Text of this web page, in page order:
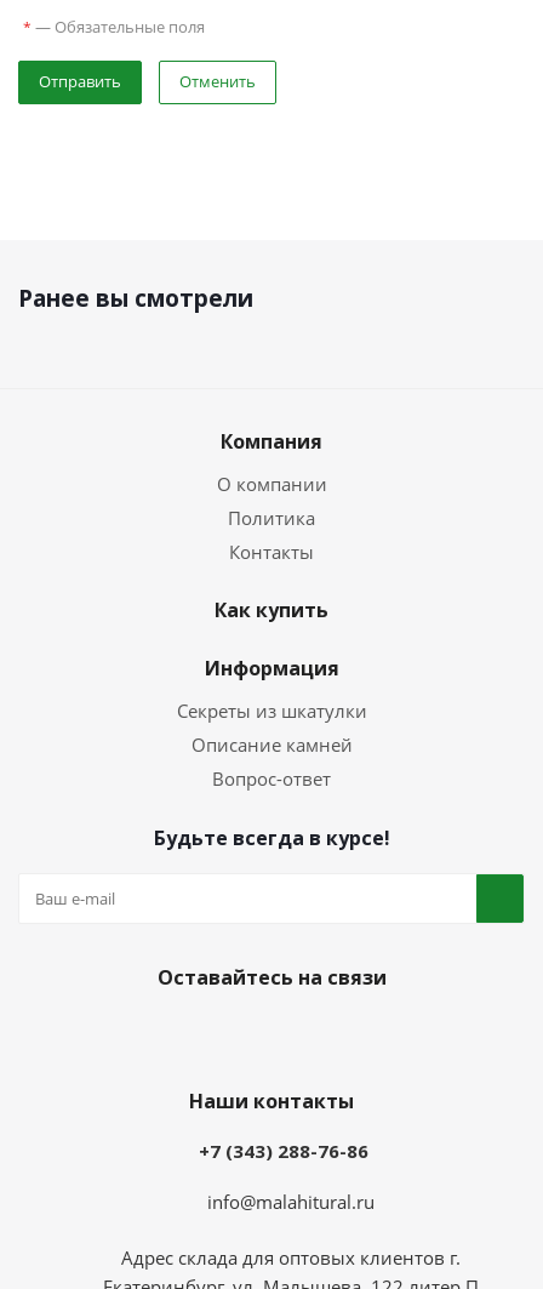
* — Обязательные поля
Отправить Отменить
Ранее вы смотрели
Компания
О компании
Политика
Контакты
Как купить
Информация
Секреты из шкатулки
Описание камней
Вопрос-ответ
Будьте всегда в курсе!
Оставайтесь на связи
Наши контакты
+7 (343) 288-76-86
info@malahitural.ru
Адрес склада для оптовых клиентов г.